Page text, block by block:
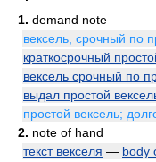
1. demand note
вексель, срочный по
краткосрочный
вексель срочный по
выдал простой
простой вексель;
2. note of hand
текст векселя — body